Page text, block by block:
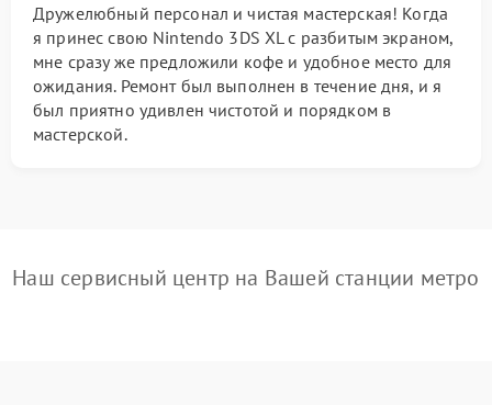
Дружелюбный персонал и чистая мастерская! Когда
я принес свою Nintendo 3DS XL с разбитым экраном,
мне сразу же предложили кофе и удобное место для
ожидания. Ремонт был выполнен в течение дня, и я
был приятно удивлен чистотой и порядком в
мастерской.
Наш сервисный центр на Вашей станции метро